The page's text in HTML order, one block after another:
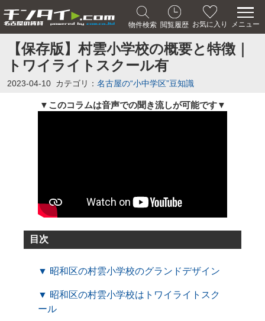
物件検索 閲覧履歴 お気に入り メニュー
【保存版】村雲小学校の概要と特徴｜
トワイライトスクール有
2023-04-10 カテゴリ： 名古屋の“小中学区”豆知識
▼ このコラムは音声での聞き流しが可能です▼
目次
▼ 昭和区の村雲小学校のグランドデザイン
▼ 昭和区の村雲小学校はトワイライトスク
ール